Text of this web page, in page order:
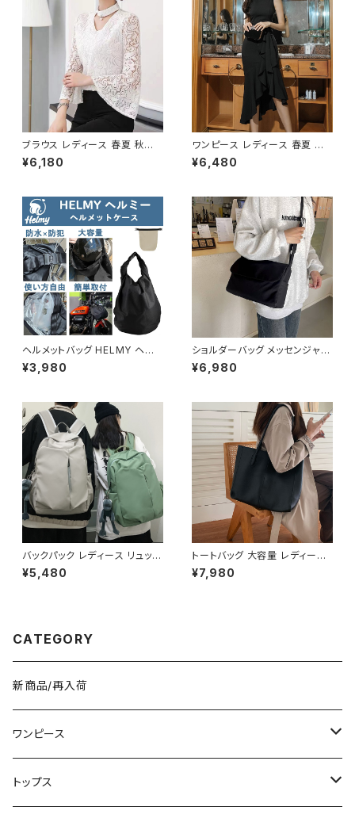
ブラウス レディース 春夏 秋冬
春 夏 秋 冬 白 シャツ トップス
フレアスリーブ チョーカー風 ラ
ホワイト ベージュ ダークグリー
ン コーヒー 韓国 ゆったり シー
スルー チョーカーネック ブラウ
スシャツ 体型カバー 二の腕カバ
ー シンプル シャツブラウス オフ
ィス カジュアル OL 上品 大人 1
0代 20代 30代 40代 C-TSS
0052
¥6,180
ワンピース レディース 春夏 秋
冬 春 夏 秋 冬 黒 ドレス マーメ
イドワンピース ドレスワンピー
レス 結婚式 パーティー お呼ば
れ ブラック ワインレッド ボルド
ー 10代 20代 30代 40代 C-D
SS1014
¥6,480
ヘルメットバッグ HELMY ヘルミ
ー ヘルメット 収納 バッグ ケー
ス 入れ 自転車 バイク フルフェ
春 夏 秋 冬 春夏 秋冬 大人 子
供 ヘルメット 雨 部活 運動 メン
ズ レディース キッズ C-ASS00
¥3,980
ショルダーバッグ メッセンジャー
バッグ 韓国バッグ レディース 斜
めがけ 軽量 シンプル 大容量 可
レッド ピンク K-B0208
¥6,980
バックパック レディース リュック
春夏 秋冬 春 夏 秋 冬 黒 バッグ
大容量 リュックサック かばん ロ
ゴ ブラック アイボリー ピンク ラ
ク 学校 カレッジコーデ カジュ
43
¥5,480
トートバッグ 大容量 レディース
フェイクレザー 無地 シンプル
バッグ A4対応 ママバッグ 通勤
¥7,980
CATEGORY
新商品/再入荷
ワンピース
ミニ/ショート
トップス